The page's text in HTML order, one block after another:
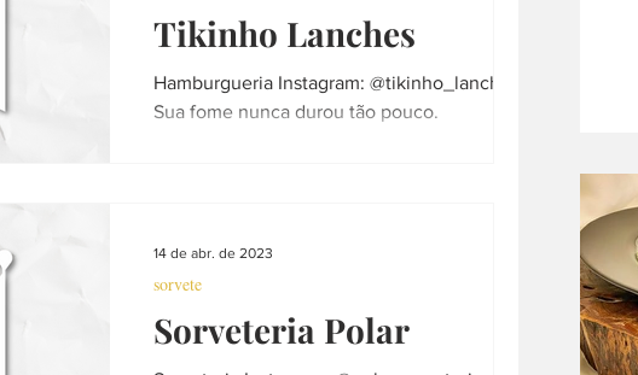
Tikinho Lanches
Hamburgueria Instagram: @tikinho_lanches
Sua fome nunca durou tão pouco.
Sorveteria Polar
sorvete
14 de abr. de 2023